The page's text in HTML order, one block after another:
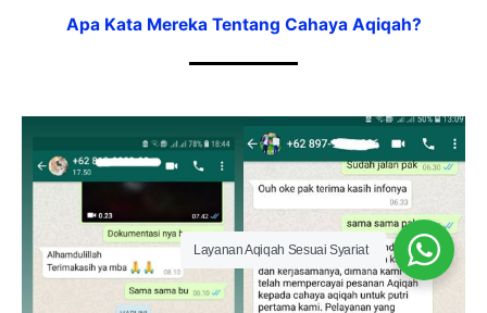
Apa Kata Mereka Tentang Cahaya Aqiqah?
Layanan Aqiqah Sesuai Syariat